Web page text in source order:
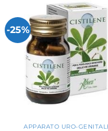
26,70 €.
-25%
APPARATO URO-